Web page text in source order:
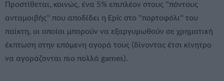
Προστίθεται, κοινώς, ένα 5% επιπλέον στους "πόντους
ανταμοιβής" που αποδίδει η Epic στο "πορτοφόλι" του
παίκτη, οι οποίοι μπορούν να εξαργυρωθούν σε χρηματική
έκπτωση στην επόμενη αγορά τους (δίνοντας έτσι κίνητρο
να αγοράζονται πιο πολλά games).